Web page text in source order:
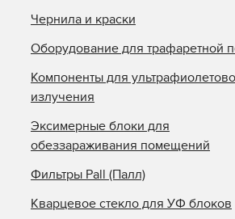
Чернила и краски
Оборудование для трафаретной
Компоненты для
излучения
Эксимерные блоки для
обеззараживания помещений
Фильтры Pall (Палл)
Кварцевое стекло для УФ блоков